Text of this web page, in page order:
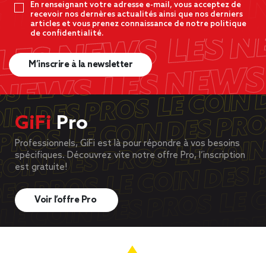
En renseignant votre adresse e-mail, vous acceptez de
recevoir nos dernères actualités ainsi que nos derniers
articles et vous prenez connaissance de notre politique
de confidentialité.
M’inscrire à la newsletter
GiFiPro
Professionnels, GiFi est là pour répondre à vos besoins
spécifiques. Découvrez vite notre offre Pro, l’inscription
est gratuite!
Voir l’offre Pro